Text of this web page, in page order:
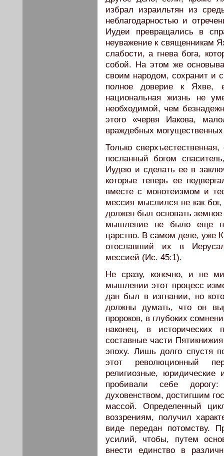
избрал израильтян из
неблагодарностью и
Иудеи превращались в
неуважение к священникам
слабости, а гнева бога,
собой. На этом же
своим народом, сохранит и
полное доверие к Яхве,
национальная жизнь не
необходимой, чем
этого «червя Иакова,
враждебных могу­щественных
Только
посланный богом
Иудею и сделать ее в
которые теперь ее
вместе с монотеизмом и
мессия мыслился не как
должен был основать
мышление не было еще
царство. В самом деле, уже
отославший их в
мессией (Ис. 45:1).
Не сразу, конечно, и не
мышлении этот процесс
дан был в изгнании, но
должны думать, что он
пророков, в глубоких
наконец, в исторических
составные части
эпоху. Лишь долго спустя
этот революционный
религиозные, юридические
пробивали себе
духовенством, достигшим
массой. Опреде­ленный
воззре­ниям, получил
виде передан потомству.
усилий, чтобы, путем
внести единство в